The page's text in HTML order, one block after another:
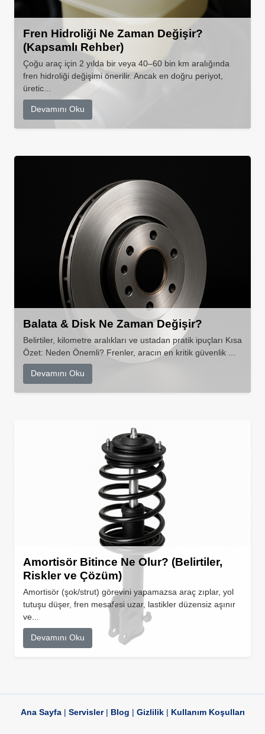
Fren Hidroliği Ne Zaman Değişir?
(Kapsamlı Rehber)
Çoğu araç için 2 yılda bir veya 40–60 bin km aralığında
fren hidroliği değişimi önerilir. Ancak en doğru periyot,
üretic...
Devamını Oku
Balata & Disk Ne Zaman Değişir?
Belirtiler, kilometre aralıkları ve ustadan pratik ipuçları Kısa
Özet: Neden Önemli? Frenler, aracın en kritik güvenlik ...
Devamını Oku
Amortisör Bitince Ne Olur? (Belirtiler,
Riskler ve Çözüm)
Amortisör (şok/strut) görevini yapamazsa araç zıplar, yol
tutuşu düşer, fren mesafesi uzar, lastikler düzensiz aşınır
ve...
Devamını Oku
Ana Sayfa| Servisler| Blog | Gizlilik| Kullanım Koşulları